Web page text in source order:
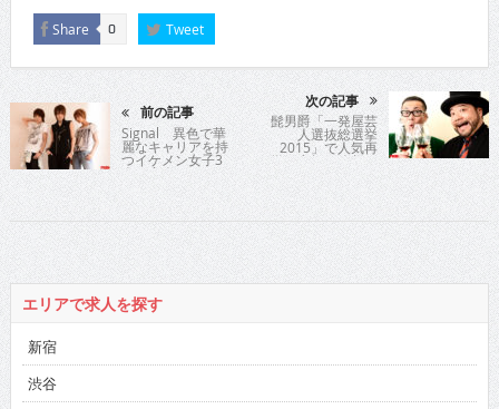
Share 0 Tweet
前の記事
Signal 異色で華
麗なキャリアを持
つイケメン女子3
人が音楽ユニット
結成でデビュー!!!
次の記事
髭男爵「一発屋芸
人選抜総選挙
2015」で人気再
燃？七転び八起き
人生 エピソード満
載で話題の自叙伝
に綴られた生き抜
く力とド根性魂に
迫る
エリアで求人を探す
新宿
渋谷